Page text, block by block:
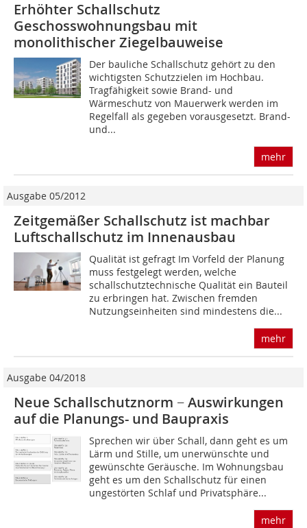
Erhöhter Schallschutz
Geschosswohnungsbau mit
monolithischer Ziegelbauweise
Der bauliche Schallschutz gehört zu den
wichtigsten Schutzzielen im Hochbau.
Tragfähigkeit sowie Brand- und
Wärmeschutz von Mauerwerk werden im
Regelfall als gegeben vorausgesetzt. Brand-
und...
mehr
Ausgabe 05/2012
Zeitgemäßer Schallschutz ist machbar
Luftschallschutz im Innenausbau
Qualität ist gefragt Im Vorfeld der Planung
muss festgelegt werden, welche
schallschutztechnische Qualität ein Bauteil
zu erbringen hat. Zwischen fremden
Nutzungseinheiten sind mindestens die...
mehr
Ausgabe 04/2018
Neue Schallschutznorm − Auswirkungen
auf die Planungs- und Baupraxis
Sprechen wir über Schall, dann geht es um
Lärm und Stille, um unerwünschte und
gewünschte Geräusche. Im Wohnungsbau
geht es um den Schallschutz für einen
ungestörten Schlaf und Privatsphäre...
mehr